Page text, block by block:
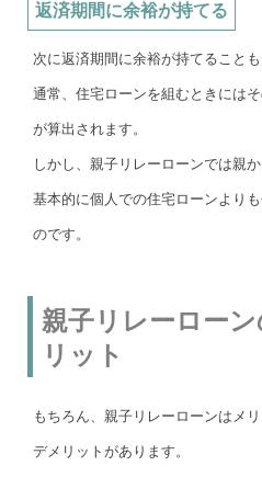
返済期間に余裕が持てる
次に返済期間に余裕が持てることも
通常、住宅ローンを組むときには
が算出されます。
しかし、親子リレーローンでは親
基本的に個人での住宅ローンより
のです。
親子リレーロー
リット
もちろん、親子リレーローンはメ
デメリットがあります。